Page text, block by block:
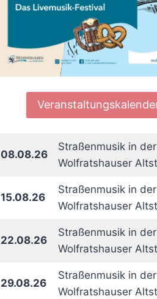
08.08.26
Straßenmusik in der
Wolfratshauser
15.08.26
Straßenmusik in der
Wolfratshauser
22.08.26
Straßenmusik in der
Wolfratshauser
29.08.26
Straßenmusik in der
Wolfratshauser